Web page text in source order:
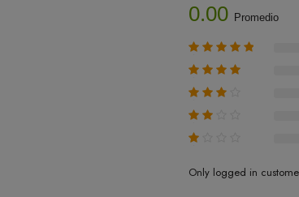
0.00 Promedio
Only logged in